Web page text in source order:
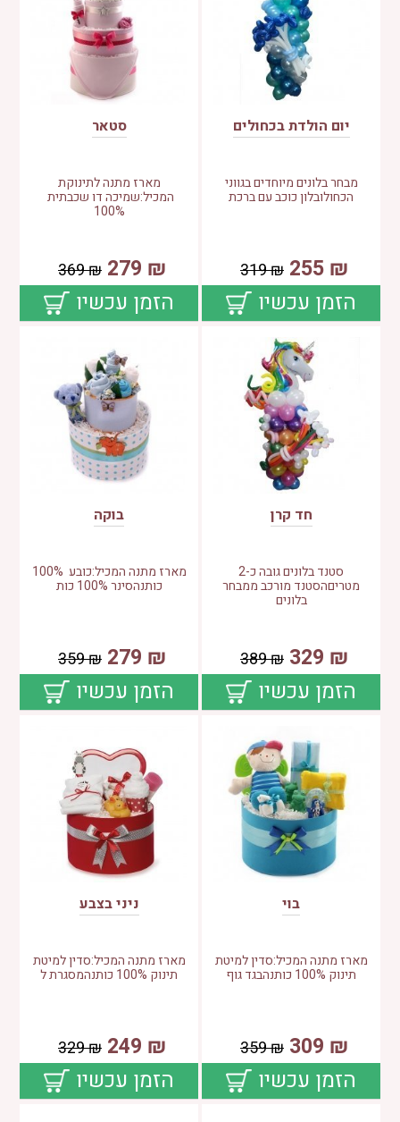
יום הולדת בכחולים
מבחר בלונים מיוחדים בגווני
הכחולובלון כוכב עם ברכת
₪
255
₪
319
הזמן עכשיו
סטאר
מארז מתנה לתינוקת
המכיל:שמיכה דו שכבתית
100%
₪
279
₪
369
הזמן עכשיו
חד קרן
סטנד בלונים גובה כ-2
מטריםהסטנד מורכב ממבחר
בלונים
₪
329
₪
389
הזמן עכשיו
בוקה
מארז מתנה המכיל:כובע 100%
כותנהסינר 100% כות
₪
279
₪
359
הזמן עכשיו
בוי
מארז מתנה המכיל:סדין למיטת
תינוק 100% כותנהבגד גוף
₪
309
₪
359
הזמן עכשיו
ניני בצבע
מארז מתנה המכיל:סדין למיטת
תינוק 100% כותנהמסגרת ל
₪
249
₪
329
הזמן עכשיו